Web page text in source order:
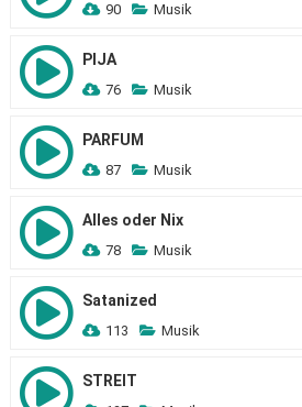
90 Musik
PIJA
76 Musik
PARFUM
87 Musik
Alles oder Nix
78 Musik
Satanized
113 Musik
STREIT